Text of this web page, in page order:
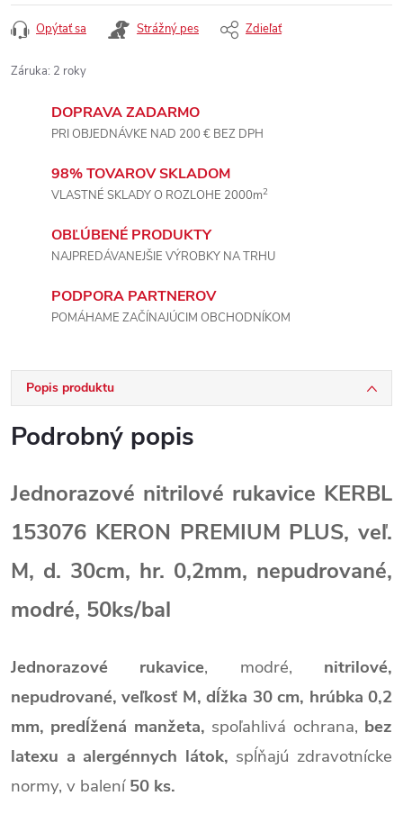
Opýtať sa Strážný pes Zdieľať
Záruka: 2 roky
DOPRAVA ZADARMO
PRI OBJEDNÁVKE NAD 200 € BEZ DPH
98% TOVAROV SKLADOM
VLASTNÉ SKLADY O ROZLOHE 2000m2
OBĽÚBENÉ PRODUKTY
NAJPREDÁVANEJŠIE VÝROBKY NA TRHU
PODPORA PARTNEROV
POMÁHAME ZAČÍNAJÚCIM OBCHODNÍKOM
Popis produktu
Podrobný popis
Jednorazové nitrilové rukavice KERBL
153076 KERON PREMIUM PLUS, veľ.
M, d. 30cm, hr. 0,2mm, nepudrované,
modré, 50ks/bal
Jednorazové rukavice, modré, nitrilové,
nepudrované,veľkosť M,dĺžka 30 cm, hrúbka 0,2
mm, predĺžená manžeta, spoľahlivá ochrana, bez
latexu a alergénnych látok, spĺňajú zdravotnícke
normy, v balení50 ks.